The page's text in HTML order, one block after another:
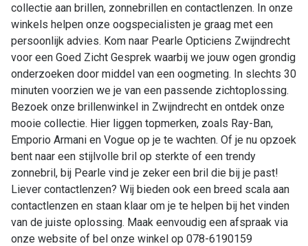
collectie aan brillen, zonnebrillen en contactlenzen. In onze
winkels helpen onze oogspecialisten je graag met een
persoonlijk advies. Kom naar Pearle Opticiens Zwijndrecht
voor een Goed Zicht Gesprek waarbij we jouw ogen grondig
onderzoeken door middel van een oogmeting. In slechts 30
minuten voorzien we je van een passende zichtoplossing.
Bezoek onze brillenwinkel in Zwijndrecht en ontdek onze
mooie collectie. Hier liggen topmerken, zoals Ray-Ban,
Emporio Armani en Vogue op je te wachten. Of je nu opzoek
bent naar een stijlvolle bril op sterkte of een trendy
zonnebril, bij Pearle vind je zeker een bril die bij je past!
Liever contactlenzen? Wij bieden ook een breed scala aan
contactlenzen en staan klaar om je te helpen bij het vinden
van de juiste oplossing. Maak eenvoudig een afspraak via
onze website of bel onze winkel op 078-6190159